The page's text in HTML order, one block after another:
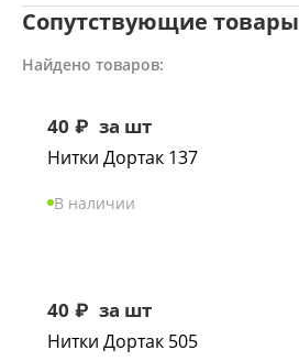
Сопутствующие товары
Найдено товаров:
40 ₽ за шт
Нитки Дортак 137
В наличии
40 ₽ за шт
Нитки Дортак 505